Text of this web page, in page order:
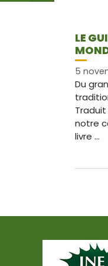
LE
5
Du
notre
livre …